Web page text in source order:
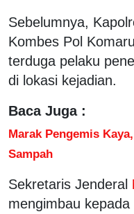
Sebelumnya,
Kombes Pol
terduga pelaku
di lokasi kejadian.
Baca Juga :
Marak Pengemis
Sampah
Sekretaris Jenderal
mengimbau